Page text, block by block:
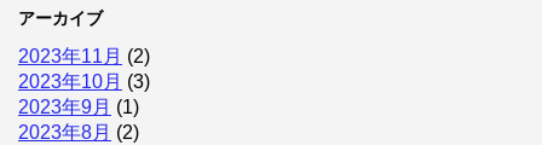
アーカイブ
2023年11月 (2)
2023年10月 (3)
2023年9月 (1)
2023年8月 (2)